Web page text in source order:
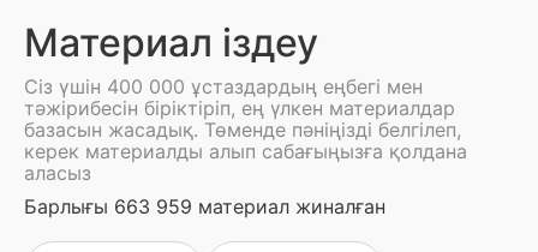
Материал іздеу
Сіз үшін 400 000 ұстаздардың еңбегі мен
тәжірибесін біріктіріп, ең үлкен материалдар
базасын жасадық. Төменде пәніңізді белгілеп,
керек материалды алып сабағыңызға қолдана
аласыз
Барлығы 663 959 материал жиналған